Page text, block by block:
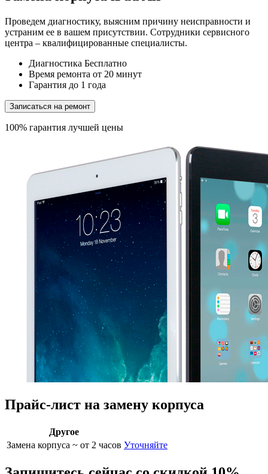
Проведем диагностику, выясним причину неисправности и
устраним ее в вашем присутствии. Сотрудники сервисного
центра – квалифицированные специалисты.
Диагностика Бесплатно
Время ремонта от 20 минут
Гарантия до 1 года
Записаться на ремонт
100% гарантия лучшей цены
Прайс-лист на замену корпуса
Другое
Замена корпуса ~ от 2 часов Уточняйте